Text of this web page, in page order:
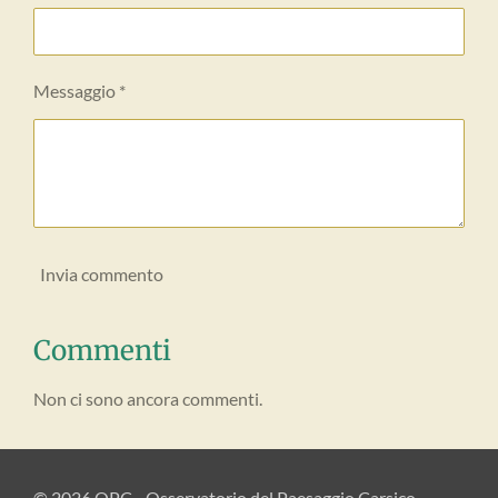
Messaggio *
Invia commento
Commenti
Non ci sono ancora commenti.